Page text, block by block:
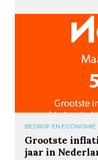
BEDRIJF EN ECONOMIE
Grootste
jaar in